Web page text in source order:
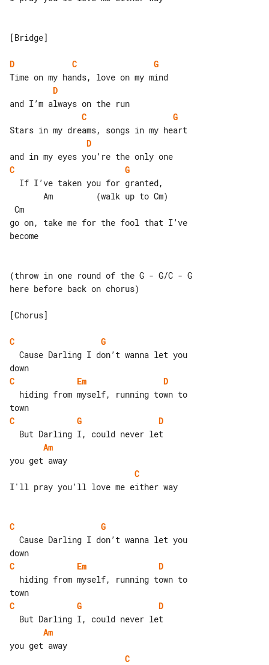
[Bridge]
D C
G
D
C
G
D
C
G
go on, take me for the fool that I’ve
become
(throw in one round of the G - G/C - G
here before back on chorus)
[Chorus]
C
G
C
Em
D
C
G
D
Am
C
I'll pray you’ll love me either way
C
G
C
Em
D
C
G
D
Am
C